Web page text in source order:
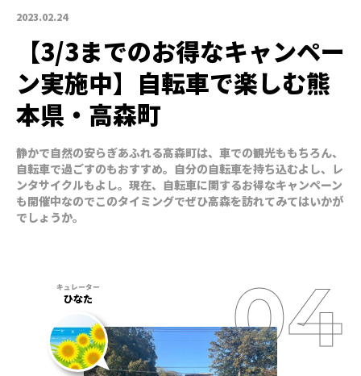
2023.02.24
【3/3までのお得なキャンペー
ン実施中】自転車で楽しむ熊
本県・高森町
静かで自然の安らぎあふれる高森町は、車での観光ももちろん、
自転車で過ごすのもおすすめ。自分の自転車を持ち込むよし、レ
ンタサイクルもよし。現在、自転車に関するお得なキャンペーン
も開催中なのでこのタイミングでぜひ高森を訪れてみてはいかが
でしょうか。
ひなた